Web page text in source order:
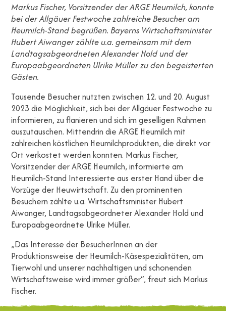
Markus Fischer, Vorsitzender der ARGE Heumilch, konnte
bei der Allgäuer Festwoche zahlreiche Besucher am
Heumilch-Stand begrüßen. Bayerns Wirtschaftsminister
Hubert Aiwanger zählte u.a. gemeinsam mit dem
Landtagsabgeordneten Alexander Hold und der
Europaabgeordneten Ulrike Müller zu den begeisterten
Gästen.
Tausende Besucher nutzten zwischen 12. und 20. August
2023 die Möglichkeit, sich bei der Allgäuer Festwoche zu
informieren, zu flanieren und sich im geselligen Rahmen
auszutauschen. Mittendrin die ARGE Heumilch mit
zahlreichen köstlichen Heumilchprodukten, die direkt vor
Ort verkostet werden konnten. Markus Fischer,
Vorsitzender der ARGE Heumilch, informierte am
Heumilch-Stand Interessierte aus erster Hand über die
Vorzüge der Heuwirtschaft. Zu den prominenten
Besuchern zählte u.a. Wirtschaftsminister Hubert
Aiwanger, Landtagsabgeordneter Alexander Hold und
Europaabgeordnete Ulrike Müller.
„Das Interesse der BesucherInnen an der
Produktionsweise der Heumilch-Käsespezialitäten, am
Tierwohl und unserer nachhaltigen und schonenden
Wirtschaftsweise wird immer größer“, freut sich Markus
Fischer.